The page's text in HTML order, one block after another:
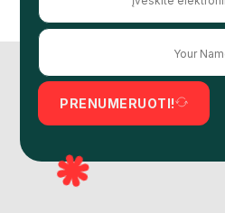
PRENUMERUOTI!